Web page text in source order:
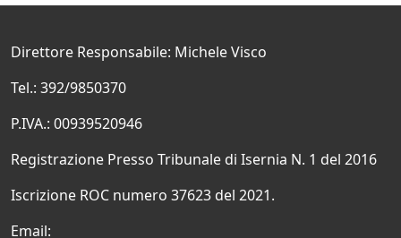
Direttore Responsabile: Michele Visco
Tel.: 392/9850370
P.IVA.: 00939520946
Registrazione Presso Tribunale di Isernia N. 1 del 2016
Iscrizione ROC numero 37623 del 2021.
Email: